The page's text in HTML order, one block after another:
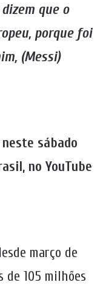
que o
porque foi
(Messi)
sábado
no YouTube
março de
de 105 milhões